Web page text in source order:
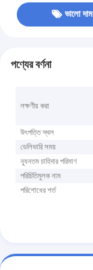
ভালো দাম
পণ্যের বর্ণনা
লক্ষণীয় করা
উৎপত্তি স্থল
ডেলিভারি সময়
ন্যূনতম চাহিদার পরিমাণ
পরিচিতিমুলক নাম
পরিশোধের শর্ত